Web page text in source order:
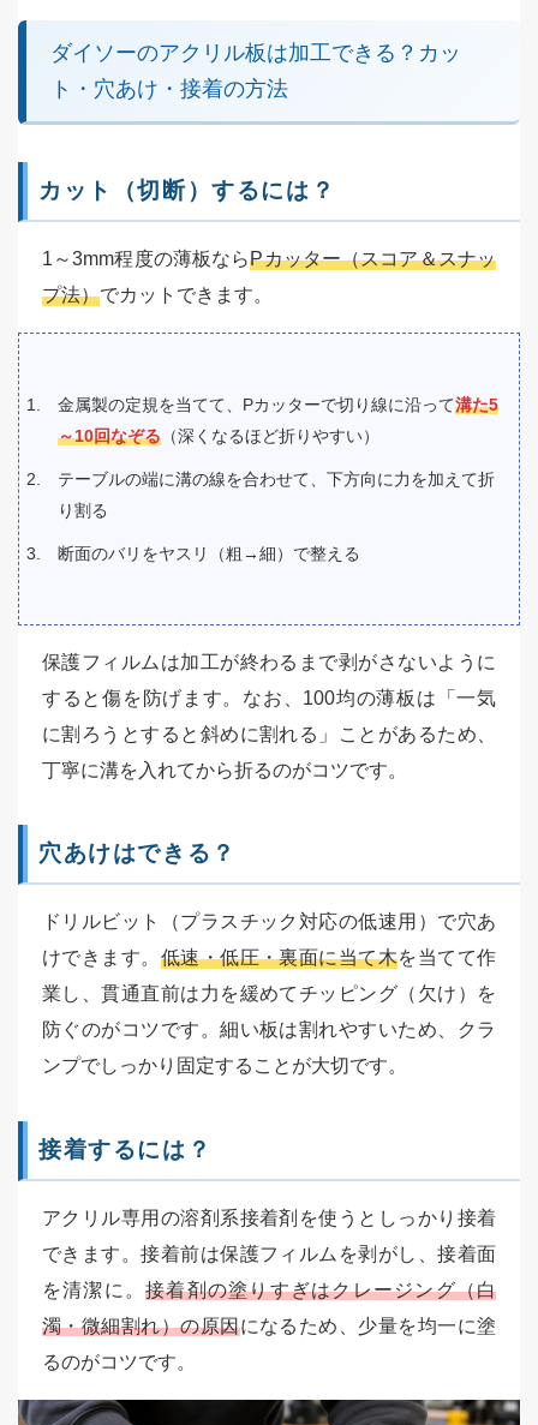
ダイソーのアクリル板は加工できる？カッ
ト・穴あけ・接着の方法
カット（切断）するには？
1～3mm程度の薄板ならPカッター（スコア＆スナッ
プ法）でカットできます。
金属製の定規を当てて、Pカッターで切り線に沿って溝た5
～10回なぞる （深くなるほど折りやすい）
テーブルの端に溝の線を合わせて、下方向に力を加えて折
り割る
断面のバリをヤスリ（粗→細）で整える
保護フィルムは加工が終わるまで剥がさないように
すると傷を防げます。なお、100均の薄板は「一気
に割ろうとすると斜めに割れる」ことがあるため、
丁寧に溝を入れてから折るのがコツです。
穴あけはできる？
ドリルビット（プラスチック対応の低速用）で穴あ
けできます。 低速・低圧・裏面に当て木を当てて作
業し、貫通直前は力を緩めてチッピング（欠け）を
防ぐのがコツです。細い板は割れやすいため、クラ
ンプでしっかり固定することが大切です。
接着するには？
アクリル専用の溶剤系接着剤を使うとしっかり接着
できます。接着前は保護フィルムを剥がし、接着面
を清潔に。接着剤の塗りすぎはクレージング（白
濁・微細割れ）の原因になるため、少量を均一に塗
るのがコツです。